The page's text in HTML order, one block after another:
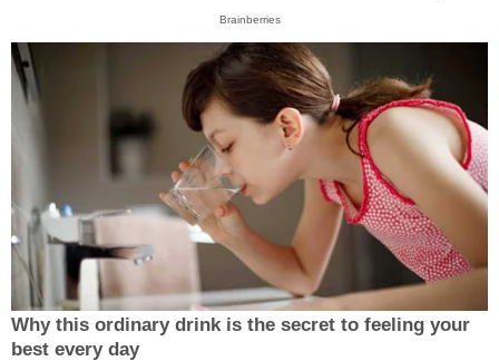
Brainberries
Why this ordinary drink is the secret to feeling your
best every day